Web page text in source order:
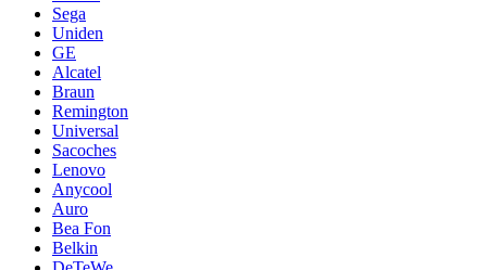
Sega
Uniden
GE
Alcatel
Braun
Remington
Universal
Sacoches
Lenovo
Anycool
Auro
Bea Fon
Belkin